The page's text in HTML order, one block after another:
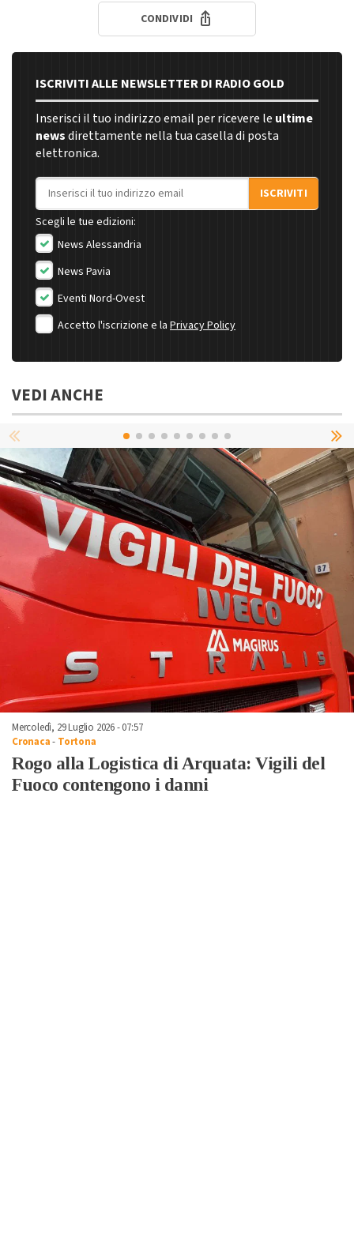
CONDIVIDI
ISCRIVITI ALLE NEWSLETTER DI RADIO GOLD
Inserisci il tuo indirizzo email per ricevere le ultime
newsdirettamente nella tua casella di posta
elettronica.
Indirizzo email
ISCRIVITI
Scegli le tue edizioni:
News Alessandria
News Pavia
Eventi Nord-Ovest
Accetto l'iscrizione e la Privacy Policy
VEDI ANCHE
Mercoledì, 29 Luglio 2026 - 07:57
Cronaca- Tortona
Rogo alla Logistica di Arquata: Vigili del
Fuoco contengono i danni